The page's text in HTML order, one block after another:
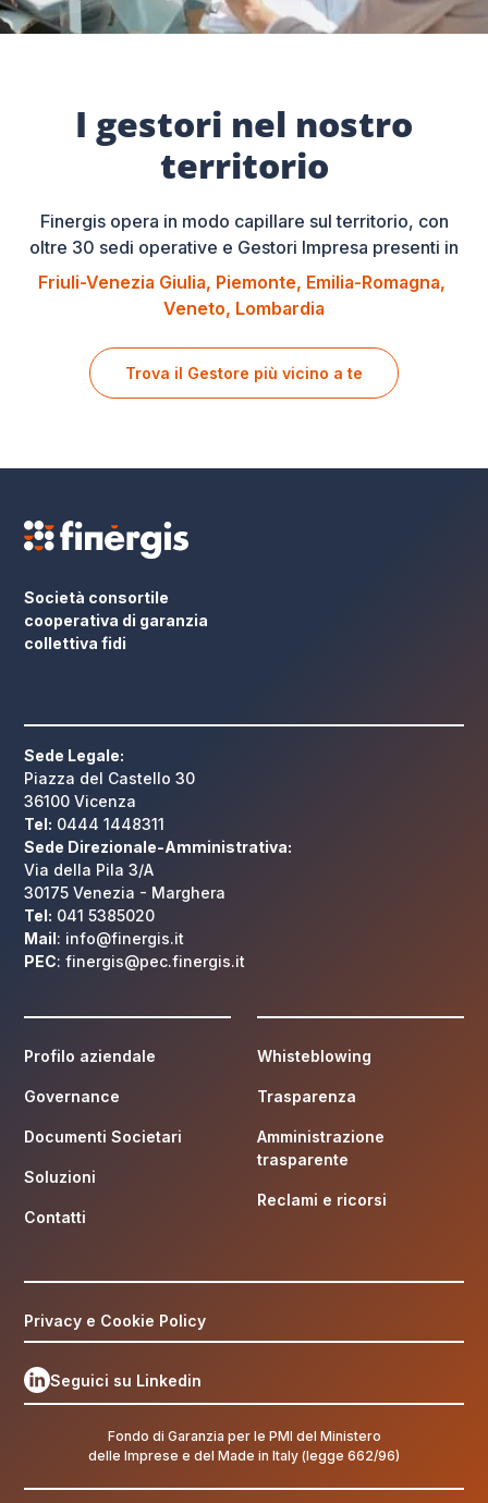
I gestori nel nostro
territorio
Finergis opera in modo capillare sul territorio, con
oltre 30 sedi operative e Gestori Impresa presenti in
Friuli-Venezia Giulia Piemonte Emilia-Romagna
Veneto Lombardia
Trova il Gestore più vicino a te
Società consortile
cooperativa di garanzia
collettiva fidi
Sede Legale:
Piazza del Castello 30
36100 Vicenza
Tel: 0444 1448311
Sede Direzionale-Amministrativa:
Via della Pila 3/A
30175 Venezia - Marghera
Tel: 041 5385020
Mail: info@finergis.it
PEC: finergis@pec.finergis.it
Profilo aziendale
Governance
Documenti Societari
Soluzioni
Contatti
Whisteblowing
Trasparenza
Amministrazione
trasparente
Reclami e ricorsi
Privacy e Cookie Policy
Seguici su Linkedin
Fondo di Garanzia per le PMI del Ministero
delle Imprese e del Made in Italy (legge 662/96)